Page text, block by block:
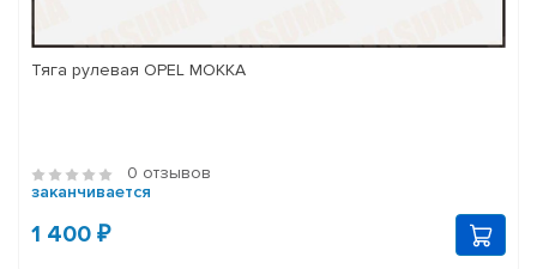
Тяга рулевая OPEL MOKKA
0 отзывов
заканчивается
1 400 ₽